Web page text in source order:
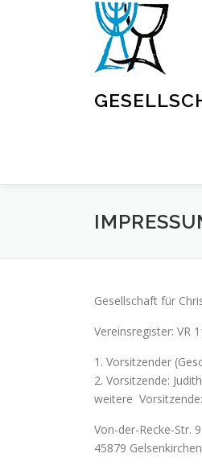
Gesellschaft für
Vereinsregister: VR
1. Vorsitzender
2.
weitere
Von-der-Recke-Str. 9
45879 Gelsenkirchen